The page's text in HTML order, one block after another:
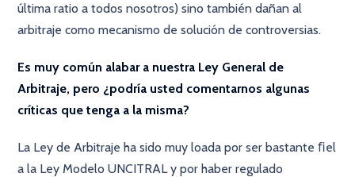
última ratio a todos nosotros) sino también dañan al
arbitraje como mecanismo de solución de controversias.
Es muy común alabar a nuestra Ley General de
Arbitraje, pero ¿podría usted comentarnos algunas
críticas que tenga a la misma?
La Ley de Arbitraje ha sido muy loada por ser bastante ﬁel
a la Ley Modelo UNCITRAL y por haber regulado